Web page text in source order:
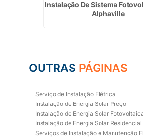
Instalação De Sistema
Alphaville
OUTRAS PÁGINAS
Serviço de Instalação Elétrica
Instalação de Energia Solar Preço
Instalação de Energia Solar Fotovoltaica
Instalação de Energia Solar Residencial
Serviços de Instalação e Manutenção